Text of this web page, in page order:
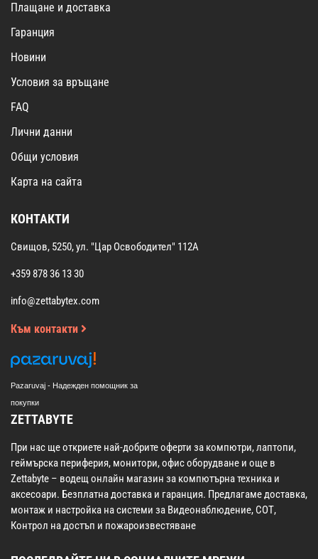
Плащане и доставка
Гаранция
Новини
Условия за връщане
FAQ
Лични данни
Общи условия
Карта на сайта
КОНТАКТИ
Свищов, 5250, ул. "Цар Освободител" 112А
+359 878 36 13 30
info@zettabytex.com
Към контакти
Pazaruvaj - Надежден помощник за
покупки
ZETTABYTE
При нас ще откриете най-добрите оферти за компютри, лаптопи,
геймърска периферия, монитори, офис оборудване и още в
Zettabyte – водещ онлайн магазин за компютърна техника и
аксесоари. Безплатна доставка и гаранция. Предлагаме доставка,
монтаж и настройка на системи за Видеонаблюдение, СОТ,
Контрол на достъп и пожароизвестяване